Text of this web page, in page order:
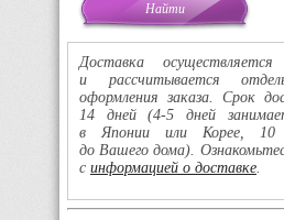
Доставка
и рассчитывается
оформления заказа. Срок
14 дней(4-5 дней
в Японии или Корее, 10
до Вашего дома).
с информацией о доставке.